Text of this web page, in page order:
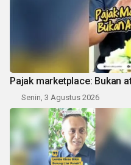
Pajak marketplace: Bukan
Senin, 3 Agustus 2026